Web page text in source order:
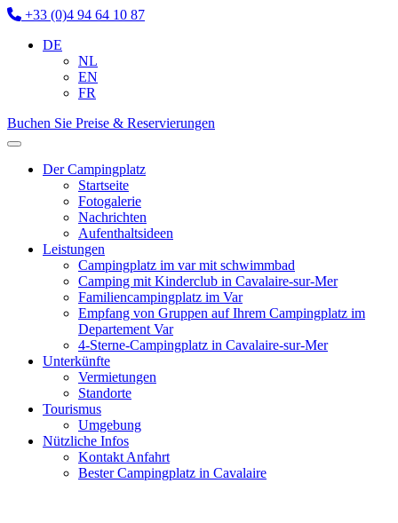
+33 (0)4 94 64 10 87
DE
NL
EN
FR
Buchen Sie Preise & Reservierungen
Der Campingplatz
Startseite
Fotogalerie
Nachrichten
Aufenthaltsideen
Leistungen
Campingplatz im var mit schwimmbad
Camping mit Kinderclub in Cavalaire-sur-Mer
Familiencampingplatz im Var
Empfang von Gruppen auf Ihrem Campingplatz im
Departement Var
4-Sterne-Campingplatz in Cavalaire-sur-Mer
Unterkünfte
Vermietungen
Standorte
Tourismus
Umgebung
Nützliche Infos
Kontakt Anfahrt
Bester Campingplatz in Cavalaire